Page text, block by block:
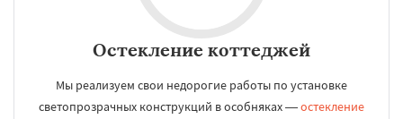
Остекление коттеджей
Мы реализуем свои недорогие работы по установке
светопрозрачных конструкций в особняках —остекление